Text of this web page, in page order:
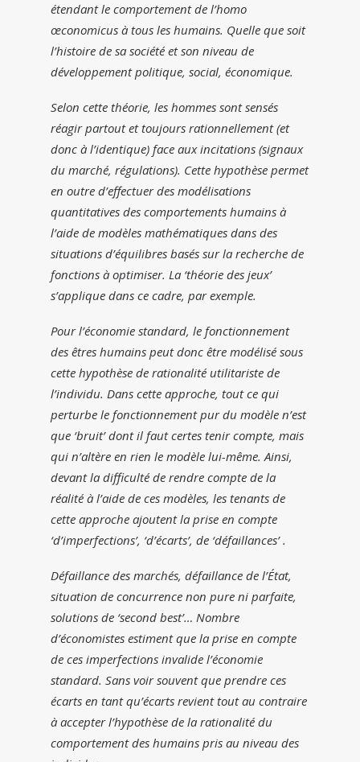
étendant le comportement de l’homo
œconomicus à tous les humains. Quelle que soit
l’histoire de sa société et son niveau de
développement politique, social, économique.
Selon cette théorie, les hommes sont sensés
réagir partout et toujours rationnellement (et
donc à l’identique) face aux incitations (signaux
du marché, régulations). Cette hypothèse permet
en outre d’effectuer des modélisations
quantitatives des comportements humains à
l’aide de modèles mathématiques dans des
situations d’équilibres basés sur la recherche de
fonctions à optimiser. La ‘théorie des jeux’
s’applique dans ce cadre, par exemple.
Pour l’économie standard, le fonctionnement
des êtres humains peut donc être modélisé sous
cette hypothèse de rationalité utilitariste de
l’individu. Dans cette approche, tout ce qui
perturbe le fonctionnement pur du modèle n’est
que ‘bruit’ dont il faut certes tenir compte, mais
qui n’altère en rien le modèle lui-même. Ainsi,
devant la difficulté de rendre compte de la
réalité à l’aide de ces modèles, les tenants de
cette approche ajoutent la prise en compte
‘d’imperfections’, ‘d’écarts’, de ‘défaillances’ .
Défaillance des marchés, défaillance de l’État,
situation de concurrence non pure ni parfaite,
solutions de ‘second best’… Nombre
d’économistes estiment que la prise en compte
de ces imperfections invalide l’économie
standard. Sans voir souvent que prendre ces
écarts en tant qu’écarts revient tout au contraire
à accepter l’hypothèse de la rationalité du
comportement des humains pris au niveau des